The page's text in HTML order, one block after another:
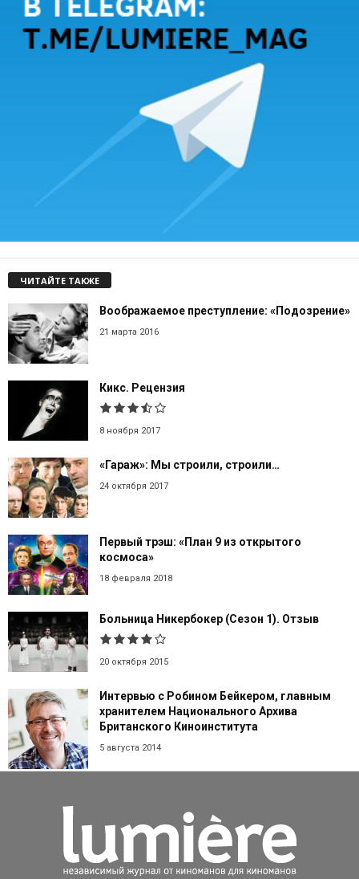
ЧИТАЙТЕ ТАКЖЕ
Воображаемое преступление: «Подозрение»
21 марта 2016
Кикс. Рецензия
8 ноября 2017
«Гараж»: Мы строили, строили…
24 октября 2017
Первый трэш: «План 9 из открытого
космоса»
18 февраля 2018
Больница Никербокер (Сезон 1). Отзыв
20 октября 2015
Интервью с Робином Бейкером, главным
хранителем Национального Архива
Британского Киноинститута
5 августа 2014